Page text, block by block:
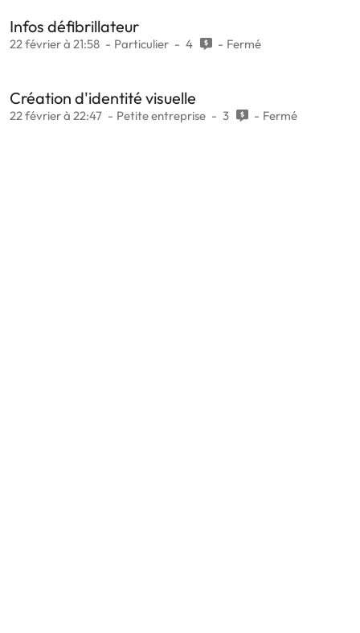
Infos défibrillateur
22 février à 21:58 Particulier 4 Fermé
Création d'identité visuelle
22 février à 22:47 Petite entreprise 3 Fermé